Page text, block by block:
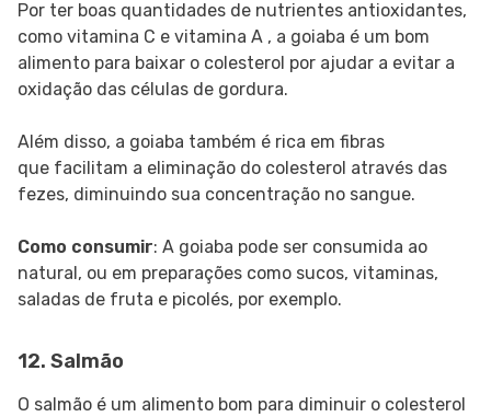
Por ter boas quantidades de nutrientes antioxidantes,
como vitamina C e vitamina A , a goiaba é um bom
alimento para baixar o colesterol por ajudar a evitar a
oxidação das células de gordura.
Além disso, a goiaba também é rica em fibras
que facilitam a eliminação do colesterol através das
fezes, diminuindo sua concentração no sangue.
Como consumir: A goiaba pode ser consumida ao
natural, ou em preparações como sucos, vitaminas,
saladas de fruta e picolés, por exemplo.
12. Salmão
O salmão é um alimento bom para diminuir o colesterol